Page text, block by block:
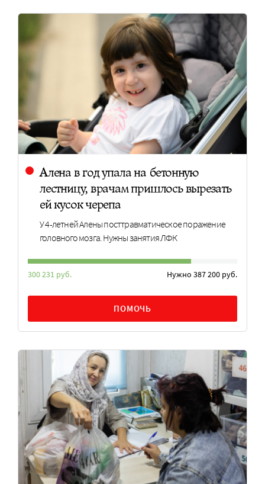
Алена в год упала на бетонную
лестницу, врачам пришлось вырезать
ей кусок черепа
У 4-летней Алены посттравматическое поражение
головного мозга. Нужны занятия ЛФК
300 231 руб. Нужно 387 200 руб.
ПОМОЧЬ